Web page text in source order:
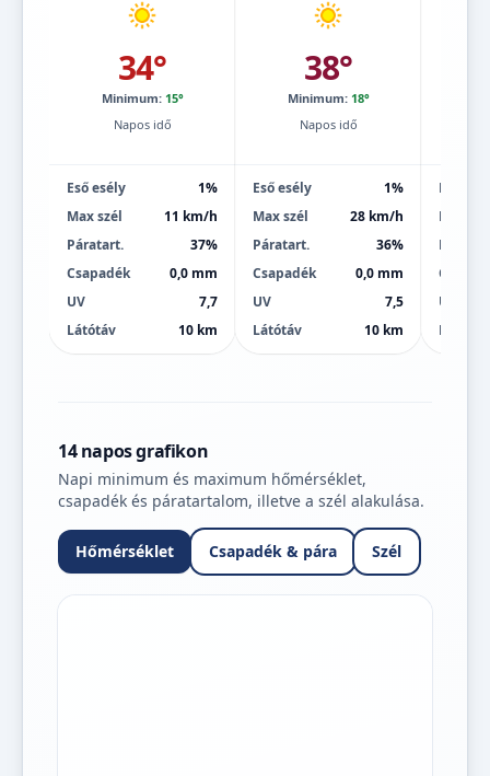
34°
Minimum: 15°
Napos idő
Eső esély
1%
Max szél
11 km/h
Páratart.
37%
Csapadék
0,0 mm
UV
7,7
Látótáv
10 km
38°
Minimum: 18°
Napos idő
Eső esély
1%
Max szél
28 km/h
Páratart.
36%
Csapadék
0,0 mm
UV
7,5
Látótáv
10 km
Eső
Max
UV
Látótáv
14 napos grafikon
Napi minimum és maximum hőmérséklet,
csapadék és páratartalom, illetve a szél alakulása.
Hőmérséklet Csapadék & pára Szél